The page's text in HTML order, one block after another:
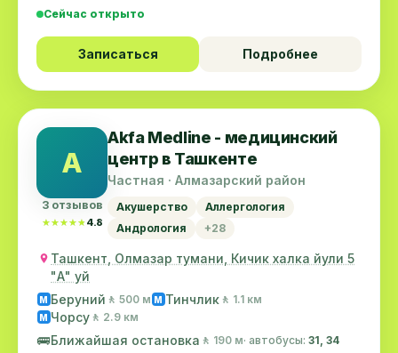
Сейчас открыто
Записаться Подробнее
A
3 отзывов
★★★★★
★★★★★ 4.8
Akfa Medline - медицинский
центр в Ташкенте
Частная · Алмазарский район
Акушерство
Аллергология
Андрология
+28
Ташкент, Олмазар тумани, Кичик халка йули 5
"А" уй
M Беруний 🚶 500 м M Тинчлик 🚶 1.1 км
M Чорсу 🚶 2.9 км
🚌Ближайшая остановка 🚶 190 м· автобусы: 31, 34